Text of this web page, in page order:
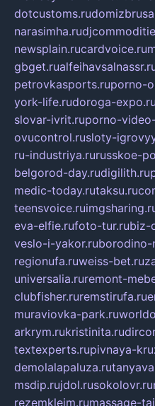
dotcustoms.ru
narasimha.ru
newsplain.rucardvoice.ru
gbget.ru
petrovkasports.ruporno-
york-life.rudoroga-expo.ru
slovar-ivrit.ruporno-
ovucontrol.rusloty-
ru-industriya.rurusskoe-
belgorod-day.rudigilith.ru
medic-today.rutaksu.ru
teensvoice.ru
eva-elfie.rufoto-tur.rubiz-
veslo-i-yakor.ruborodino-
regionufa.ruweiss-bet.ru
universalia.ruremont-
clubfisher.ruremstirufa.ru
muraviovka-park.ru
arkrym.rukristinita.ru
textexperts.rupivnaya-
demolalapaluza.ru
msdip.rujdol.rusokolovr.ru
rezemkleim.rumassage-